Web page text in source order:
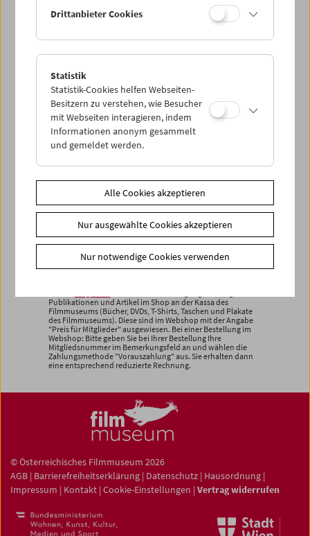
glitzerndem Zyphius
Material: 100% einlaufvorbehandelte,
ringgesponnene Baumwolle
Schnitt: Rundhals; Seitennähte; Medium-Fit;
Dünne Kragenrippe
B&C Collection ist Mitglied der Fair Wear
Foundation
Produktsicherheit
<< zurück zu den Produkten
Publikationen und Artikel im Shop an der Kassa des
Filmmuseums (Bücher, DVDs, T-Shirts, Taschen und Plakate
des Filmmuseums). Diese sind im Webshop mit der Angabe
"Preis für Mitglieder" ausgewiesen. Bei einer Bestellung im
Webshop: Bitte geben Sie bei Ihrer Bestellung Ihre
Mitgliedsnummer im Bemerkungsfeld an und wählen die
Zahlungsmethode "Vorauszahlung" aus. Sie erhalten dann
eine entsprechend reduzierte Rechnung.
© Österreichisches Filmmuseum 2026
AGB | Barrierefreiheitserklärung | Datenschutz | Hausordnung |
Impressum | Kontakt | Cookie-Einstellungen | Vertrag widerrufen
Drittanbieter Cookies
Statistik
Statistik-Cookies helfen Webseiten-
Besitzern zu verstehen, wie Besucher
mit Webseiten interagieren, indem
Informationen anonym gesammelt
und gemeldet werden.
Alle Cookies akzeptieren
Nur ausgewählte Cookies akzeptieren
Nur notwendige Cookies verwenden